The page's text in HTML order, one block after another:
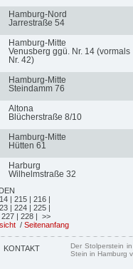
Hamburg-Nord
Jarrestraße 54
Hamburg-Mitte
Venusberg ggü. Nr. 14 (vormals
Nr. 42)
Hamburg-Mitte
Steindamm 76
Altona
Blücherstraße 8/10
Hamburg-Mitte
Hütten 61
Harburg
Wilhelmstraße 32
| 215 | 216 |
| 224 | 225 |
227 | 228 | >>
/ Seitenanfang
KONTAKT
Der Stolperstein
Stein in Hamburg